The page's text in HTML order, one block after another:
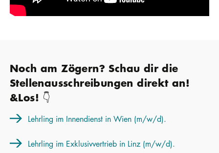
Noch am Zögern? Schau dir die
Stellenausschreibungen direkt an!
&Los! 👇
Lehrling im Innendienst in Wien (m/w/d).
Lehrling im Exklusivvertrieb in Linz (m/w/d).